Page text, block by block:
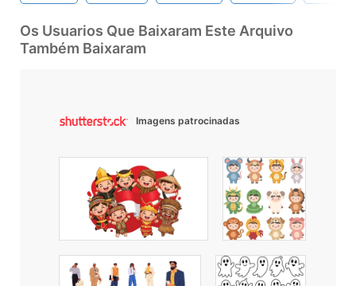
Os Usuarios Que Baixaram Este Arquivo
Também Baixaram
Imagens patrocinadas